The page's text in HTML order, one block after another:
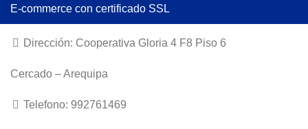
E-commerce con certificado SSL
Dirección: Cooperativa Gloria 4 F8 Piso 6
Cercado – Arequipa
Telefono: 992761469